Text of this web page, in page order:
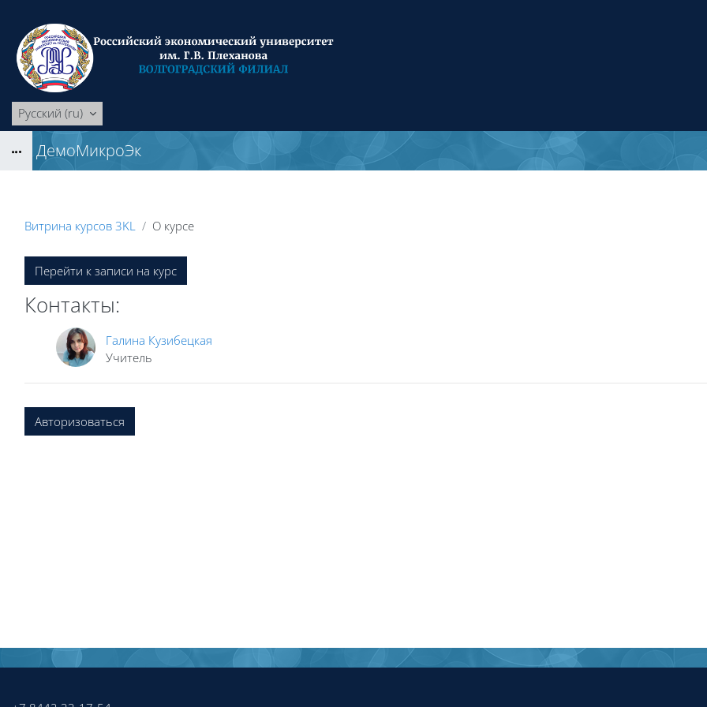
Русский ‎(ru)‎
ДемоМикроЭк
Витрина курсов 3KL О курсе
Блоки
Перейти к записи на курс
Контакты:
Галина Кузибецкая
Учитель
Авторизоваться
Блоки